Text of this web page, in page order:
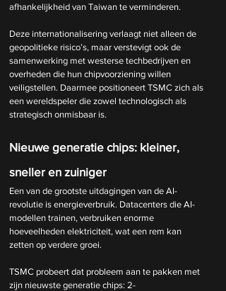
afhankelijkheid van Taiwan te verminderen.
Deze internationalisering verlaagt niet alleen de
geopolitieke risico’s, maar verstevigt ook de
samenwerking met westerse techbedrijven en
overheden die hun chipvoorziening willen
veiligstellen. Daarmee positioneert TSMC zich als
een wereldspeler die zowel technologisch als
strategisch onmisbaar is.
Nieuwe generatie chips: kleiner,
sneller en zuiniger
Een van de grootste uitdagingen van de AI-
revolutie is energieverbruik. Datacenters die AI-
modellen trainen, verbruiken enorme
hoeveelheden elektriciteit, wat een rem kan
zetten op verdere groei.
TSMC probeert dat probleem aan te pakken met
zijn nieuwste generatie chips: 2-